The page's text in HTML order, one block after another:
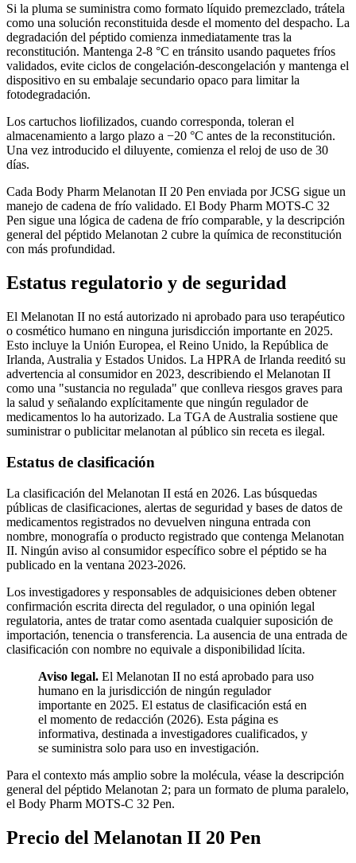
Si la pluma se suministra como formato líquido premezclado, trátela
como una solución reconstituida desde el momento del despacho. La
degradación del péptido comienza inmediatamente tras la
reconstitución. Mantenga 2-8 °C en tránsito usando paquetes fríos
validados, evite ciclos de congelación-descongelación y mantenga el
dispositivo en su embalaje secundario opaco para limitar la
fotodegradación.
Los cartuchos liofilizados, cuando corresponda, toleran el
almacenamiento a largo plazo a −20 °C antes de la reconstitución.
Una vez introducido el diluyente, comienza el reloj de uso de 30
días.
Cada Body Pharm Melanotan II 20 Pen enviada por JCSG sigue un
manejo de cadena de frío validado. El Body Pharm MOTS-C 32
Pen sigue una lógica de cadena de frío comparable, y la descripción
general del péptido Melanotan 2 cubre la química de reconstitución
con más profundidad.
Estatus regulatorio y de seguridad
El Melanotan II no está autorizado ni aprobado para uso terapéutico
o cosmético humano en ninguna jurisdicción importante en 2025.
Esto incluye la Unión Europea, el Reino Unido, la República de
Irlanda, Australia y Estados Unidos. La HPRA de Irlanda reeditó su
advertencia al consumidor en 2023, describiendo el Melanotan II
como una "sustancia no regulada" que conlleva riesgos graves para
la salud y señalando explícitamente que ningún regulador de
medicamentos lo ha autorizado. La TGA de Australia sostiene que
suministrar o publicitar melanotan al público sin receta es ilegal.
Estatus de clasificación
La clasificación del Melanotan II está en 2026. Las búsquedas
públicas de clasificaciones, alertas de seguridad y bases de datos de
medicamentos registrados no devuelven ninguna entrada con
nombre, monografía o producto registrado que contenga Melanotan
II. Ningún aviso al consumidor específico sobre el péptido se ha
publicado en la ventana 2023-2026.
Los investigadores y responsables de adquisiciones deben obtener
confirmación escrita directa del regulador, o una opinión legal
regulatoria, antes de tratar como asentada cualquier suposición de
importación, tenencia o transferencia. La ausencia de una entrada de
clasificación con nombre no equivale a disponibilidad lícita.
Aviso legal. El Melanotan II no está aprobado para uso
humano en la jurisdicción de ningún regulador
importante en 2025. El estatus de clasificación está en
el momento de redacción (2026). Esta página es
informativa, destinada a investigadores cualificados, y
se suministra solo para uso en investigación.
Para el contexto más amplio sobre la molécula, véase la descripción
general del péptido Melanotan 2; para un formato de pluma paralelo,
el Body Pharm MOTS-C 32 Pen.
Precio del Melanotan II 20 Pen